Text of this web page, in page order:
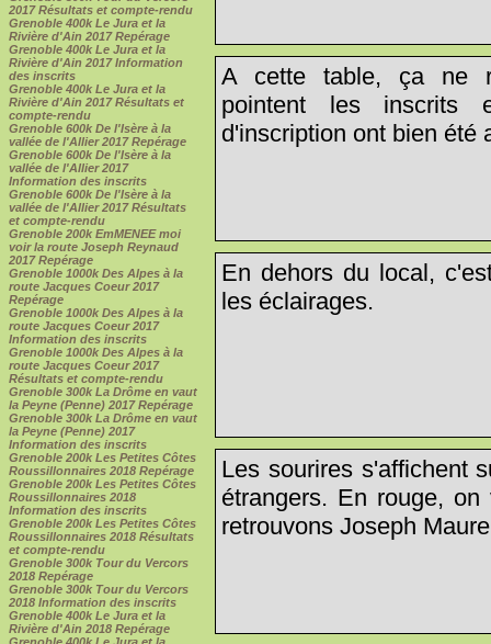
2017 Résultats et compte-rendu
Grenoble 400k Le Jura et la
Rivière d'Ain 2017 Repérage
Grenoble 400k Le Jura et la
Rivière d'Ain 2017 Information
des inscrits
Grenoble 400k Le Jura et la
Rivière d'Ain 2017 Résultats et
compte-rendu
Grenoble 600k De l'Isère à la
vallée de l'Allier 2017 Repérage
Grenoble 600k De l'Isère à la
vallée de l'Allier 2017
Information des inscrits
Grenoble 600k De l'Isère à la
vallée de l'Allier 2017 Résultats
et compte-rendu
Grenoble 200k EmMENEE moi
voir la route Joseph Reynaud
2017 Repérage
Grenoble 1000k Des Alpes à la
route Jacques Coeur 2017
Repérage
Grenoble 1000k Des Alpes à la
route Jacques Coeur 2017
Information des inscrits
Grenoble 1000k Des Alpes à la
route Jacques Coeur 2017
Résultats et compte-rendu
Grenoble 300k La Drôme en vaut
la Peyne (Penne) 2017 Repérage
Grenoble 300k La Drôme en vaut
la Peyne (Penne) 2017
Information des inscrits
Grenoble 200k Les Petites Côtes
Roussillonnaires 2018 Repérage
Grenoble 200k Les Petites Côtes
Roussillonnaires 2018
Information des inscrits
Grenoble 200k Les Petites Côtes
Roussillonnaires 2018 Résultats
et compte-rendu
Grenoble 300k Tour du Vercors
2018 Repérage
Grenoble 300k Tour du Vercors
2018 Information des inscrits
Grenoble 400k Le Jura et la
Rivière d'Ain 2018 Repérage
A cette table, ça ne
pointent les inscrits
d'inscription ont bien été
En dehors du local,
les éclairages.
Les sourires s'affichent
étrangers. En rouge,
retrouvons Joseph